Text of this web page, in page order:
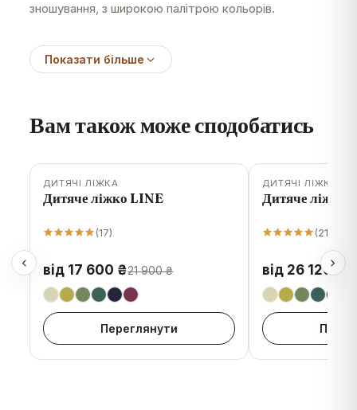
зношування, з широкою палітрою кольорів.
Показати більше
Вам також може сподобатись
-20%
ДИТЯЧІ ЛІЖКА
Дитяче ліжко LINE
(17)
від 17 600 ₴21 900 ₴
Переглянути
ДИТЯЧІ ЛІЖКА
Дитяче ліжко
(21
від 26 120 ₴